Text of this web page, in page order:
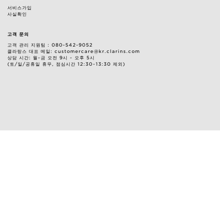
서비스가입
사실확인
고객 문의
고객 관리 지원팀 : 080-542-9052
클라랑스 대표 메일: customercare@kr.clarins.com
상담 시간: 월~금 오전 9시 ~ 오후 5시
(토/일/공휴일 휴무, 점심시간 12:30~13:30 제외)